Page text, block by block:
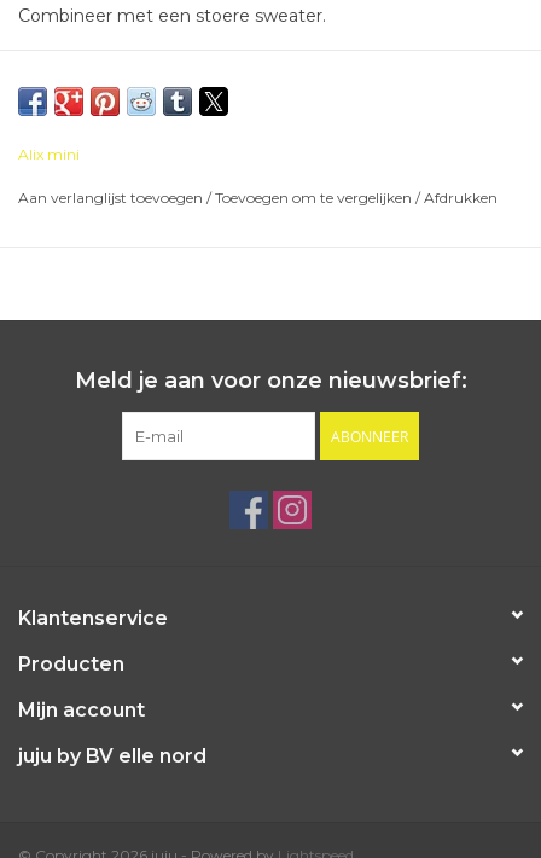
Combineer met een stoere sweater.
Alix mini
Aan verlanglijst toevoegen /Toevoegen om te vergelijken /Afdrukken
Meld je aan voor onze nieuwsbrief:
ABONNEER
Klantenservice
Producten
Mijn account
juju by BV elle nord